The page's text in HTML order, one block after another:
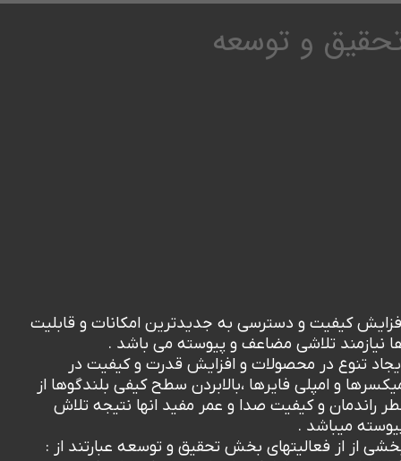
و توسعه
کیفیت و دسترسی به جدیدترین امکانات و قابلیت
نیازمند تلاشی مضاعف و پیوسته می باشد .
تنوع در محصولات و افزایش قدرت و کیفیت در
و امپلی فایرها ،بالابردن سطح کیفی بلندگوها از
راندمان و کیفیت صدا و عمر مفید انها نتیجه تلاش
میباشد .
از از فعالیتهای بخش تحقیق و توسعه عبارتند از :